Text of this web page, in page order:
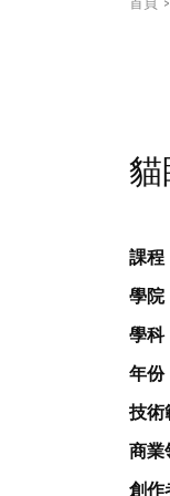
課程
學院
學科
年份
技術
商業
創作